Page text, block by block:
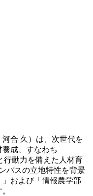
合 久）は、次世代を
成、すなわち
行動力を備えた人材育
パスの立地特性を背景
および「情報農学部